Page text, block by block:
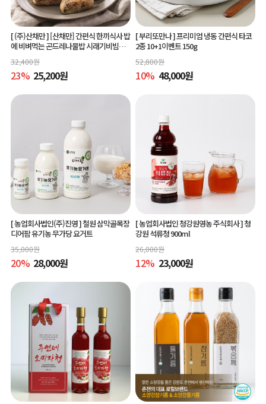
[ (주)산채만 ][산채만] 간편식 한끼식사 밥
에 비벼먹는 곤드레나물밥 시래기비빔밥
32,400원
23% 25,200원
[ 부리또만나 ]프리미엄 냉동 간편식 타코
2종 10+1이벤트 150g
52,800원
10% 48,000원
[ 농업회사법인(주)진영 ]철원 삼막골목장
디어팜 유기농 무가당 요거트
35,000원
20% 28,000원
[ 농업회사법인 청강원영농 주식회사 ]청
강원 석류청 900ml
26,000원
12% 23,000원